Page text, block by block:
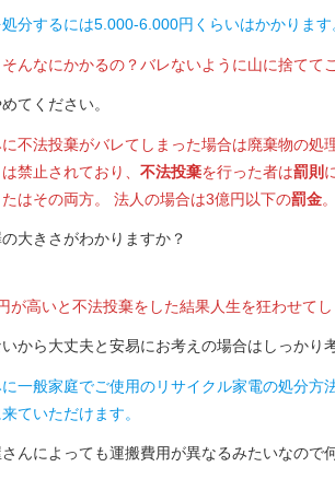
分するには5.000-6.000円くらいはかかります
そんなにかかるの？バレないように山に捨て
てください。
不法投棄がバレてしまった場合は廃棄物の
禁止されており、 不法投棄を行った者は罰則
たはその両方。 法人の場合は3億円以下の罰金
大きさがわかりますか？
が高いと不法投棄をした結果人生を狂わせて
から大丈夫と安易にお考えの場合はしっかり
一般家庭でご使用のリサイクル家電の処分
ていただけます。
んによっても運搬費用が異なるみたいなの